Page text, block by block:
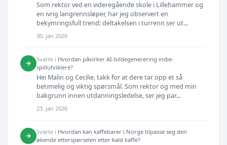
Som rektor ved en videregående skole i Lillehammer og
en ivrig langrennsløper, har jeg observert en
bekymringsfull trend: deltakelsen i turrenn ser ut...
30. jan 2026
→ Svarte i Hvordan påvirker AI-bildegenerering indie-
spillutviklere?
Hei Malin og Cecilie, takk for at dere tar opp et så
betimelig og viktig spørsmål. Som rektor og med min
bakgrunn innen utdanningsledelse, ser jeg par...
23. jan 2026
→ Svarte i Hvordan kan kaffebarer i Norge tilpasse seg den
økende etterspørselen etter kald kaffe?